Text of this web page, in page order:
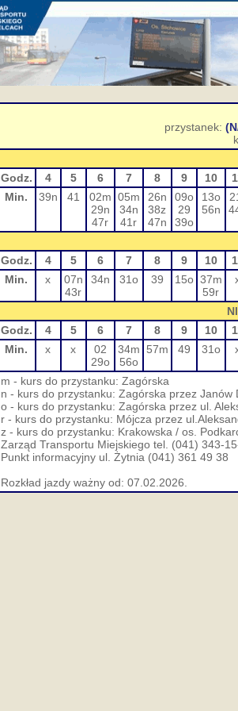
przystanek:
Godz.
4 5 6 7 8 9 10
Min.
39n 41
02m
29n
47r
05m
34n
41r
26n
38z
47n
09o
29
39o
13o
56n
Godz.
4 5 6 7 8 9 10
Min.
x
07n
43r
34n 31o 39 15o 37m
59r
Godz.
4 5 6 7 8 9 10
Min.
x x
02
29o
34m
56o
57m 49 31o
m - kurs do przystanku: Zagórska
n - kurs do przystanku: Zagórska przez Janów
o - kurs do przystanku: Zagórska przez ul.
r - kurs do przystanku: Mójcza przez
z - kurs do przystanku: Krakowska / os.
Zarząd Transportu Miejskiego tel. (041) 343-
Punkt informacyjny ul. Żytnia (041) 361 49 38
Rozkład jazdy ważny od: 07.02.2026.